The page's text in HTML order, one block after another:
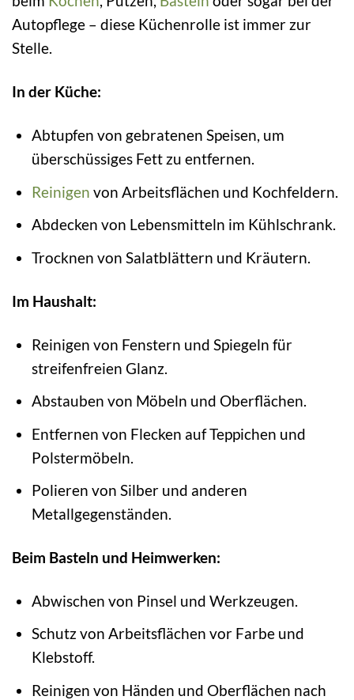
Autopflege – diese Küchenrolle ist immer zur
Stelle.
In der Küche:
Abtupfen von gebratenen Speisen, um
überschüssiges Fett zu entfernen.
Reinigen von Arbeitsflächen und Kochfeldern.
Abdecken von Lebensmitteln im Kühlschrank.
Trocknen von Salatblättern und Kräutern.
Im Haushalt:
Reinigen von Fenstern und Spiegeln für
streifenfreien Glanz.
Abstauben von Möbeln und Oberflächen.
Entfernen von Flecken auf Teppichen und
Polstermöbeln.
Polieren von Silber und anderen
Metallgegenständen.
Beim Basteln und Heimwerken:
Abwischen von Pinsel und Werkzeugen.
Schutz von Arbeitsflächen vor Farbe und
Klebstoff.
Reinigen von Händen und Oberflächen nach